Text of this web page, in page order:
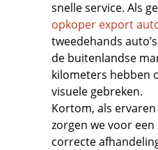
snelle service. Als
opkoper export
tweedehands
de buitenlandse
kilometers hebben
visuele gebreken.
Kortom, als ervaren
zorgen we voor een
correcte